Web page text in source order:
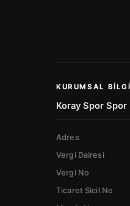
KURUMSAL
Koray Spor
Adres
Vergi Dairesi
Vergi No
Ticaret Sicil No